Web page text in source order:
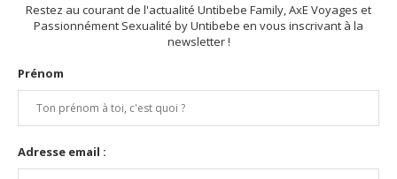
Restez au courant de l'actualité Untibebe Family, AxE Voyages et
Passionnément Sexualité by Untibebe en vous inscrivant à la
newsletter !
Prénom
Adresse email :